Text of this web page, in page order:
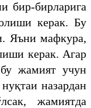
бир-бирларига
керак. Бу
Яъни мафкура,
керак. Агар
жамият учун
назардан
жамиятда